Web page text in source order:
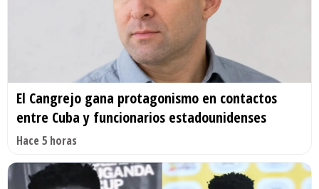
El Cangrejo gana protagonismo en contactos
entre Cuba y funcionarios estadounidenses
Hace 5 horas